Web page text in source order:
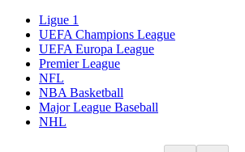
Ligue 1
UEFA Champions League
UEFA Europa League
Premier League
NFL
NBA Basketball
Major League Baseball
NHL